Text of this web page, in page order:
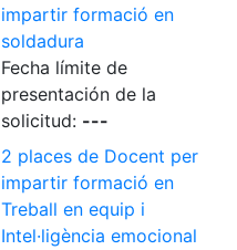
impartir formació en
soldadura
Fecha límite de
presentación de la
solicitud: ---
2 places de Docent per
impartir formació en
Treball en equip i
Intel·ligència emocional